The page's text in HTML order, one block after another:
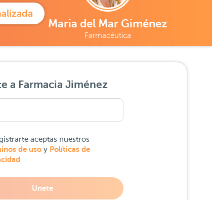
Maria del Mar Giménez
Farmacéutica
a Farmacia Jiménez
aceptas nuestros
de uso y Políticas de
Unete